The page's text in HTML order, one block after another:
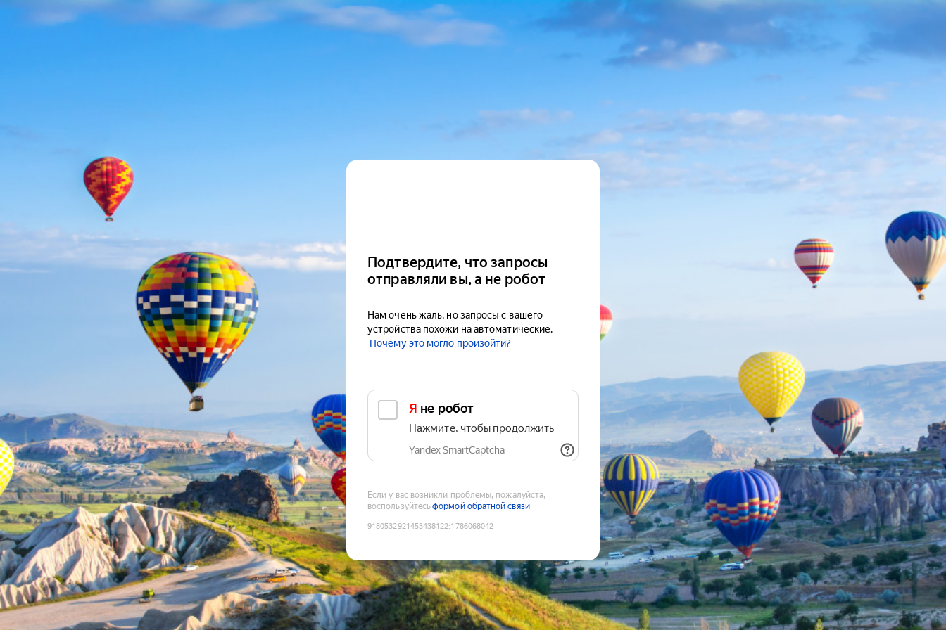
Подтвердите, что запросы
отправляли вы, а не робот
Нам очень жаль, но запросы с вашего
устройства похожи на автоматические.
Почему это могло произойти?
Я не робот
Нажмите, чтобы продолжить
Yandex SmartCaptcha
Если у вас возникли проблемы, пожалуйста,
воспользуйтесьформой обратной связи
9180532921453438122:1786068042